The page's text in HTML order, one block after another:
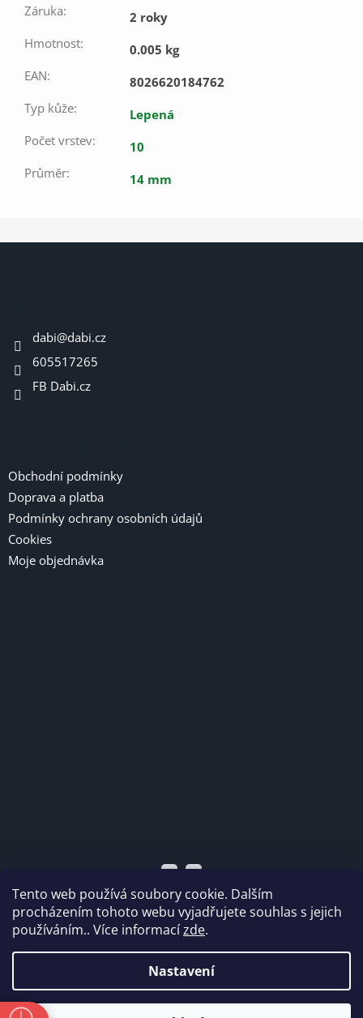
Tento web používá soubory cookie. Dalším
procházením tohoto webu vyjadřujete souhlas s jejich
používáním.. Více informacízde.
Nastavení
Záruka:
2 roky
Hmotnost:
0.005 kg
EAN:
8026620184762
Typ kůže:
Lepená
Počet vrstev:
10
Průměr: 14 mm
dabi@dabi.cz
605517265
FB Dabi.cz
Obchodní podmínky
Doprava a platba
Podmínky ochrany osobních údajů
Cookies
Moje objednávka
Vytvořil Shoptet
Copyright 2026 Dabi shop s.r.o.